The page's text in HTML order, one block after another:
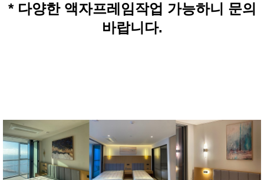
* 다양한 액자프레임작업 가능하니 문의
바랍니다.